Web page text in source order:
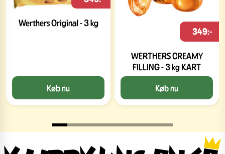
Werthers Original - 3 kg
Køb nu
WERTHERS CREAMY
FILLING - 3 kg KART
349:-
Køb nu